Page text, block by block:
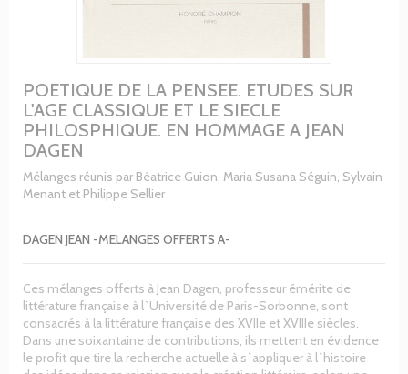
POETIQUE DE LA PENSEE. ETUDES SUR
L'AGE CLASSIQUE ET LE SIECLE
PHILOSPHIQUE. EN HOMMAGE A JEAN
DAGEN
Mélanges réunis par Béatrice Guion, Maria Susana Séguin, Sylvain
Menant et Philippe Sellier
DAGEN JEAN -MELANGES OFFERTS A-
Ces mélanges offerts à Jean Dagen, professeur émérite de
littérature française à l`Université de Paris-Sorbonne, sont
consacrés à la littérature française des XVIIe et XVIIIe siècles.
Dans une soixantaine de contributions, ils mettent en évidence
le profit que tire la recherche actuelle à s`appliquer à l`histoire